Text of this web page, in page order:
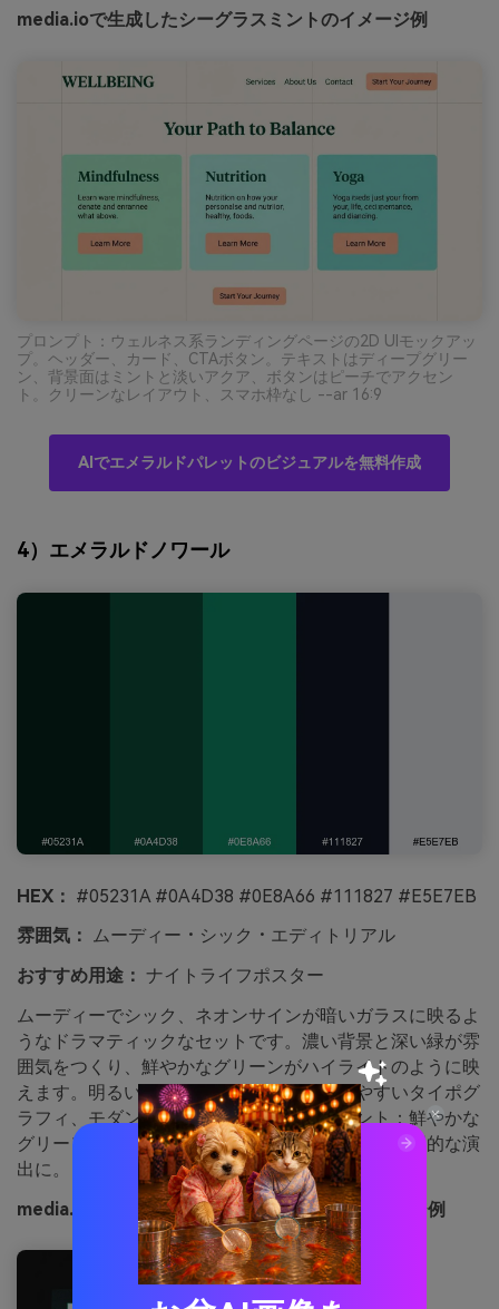
media.ioで生成したシーグラスミントのイメージ例
プロンプト：ウェルネス系ランディングページの2D UIモックアッ
プ。ヘッダー、カード、CTAボタン。テキストはディープグリー
ン、背景面はミントと淡いアクア、ボタンはピーチでアクセン
ト。クリーンなレイアウト、スマホ枠なし --ar 16:9
AIでエメラルドパレットのビジュアルを無料作成
4）エメラルドノワール
HEX： #05231A #0A4D38 #0E8A66 #111827 #E5E7EB
雰囲気： ムーディー・シック・エディトリアル
おすすめ用途： ナイトライフポスター
ムーディーでシック、ネオンサインが暗いガラスに映るよ
うなドラマティックなセットです。濃い背景と深い緑が雰
囲気をつくり、鮮やかなグリーンがハイライトのように映
えます。明るいグレーと組み合わせて読みやすいタイポグ
ラフィ、モダンなグリッドに。使い方ポイント：鮮やかな
グリーンは見出しや日付など要所のみに絞り、意図的な演
出に。
media.ioで生成したエメラルドノワールのイメージ例